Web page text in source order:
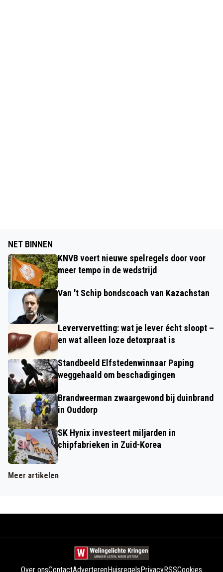
NET BINNEN
KNVB voert nieuwe spelregels door voor
meer tempo in de wedstrijd
Van 't Schip bondscoach van Kazachstan
Leververvetting: wat je lever écht sloopt –
en wat alleen loze detoxpraat is
Standbeeld Elfstedenwinnaar Paping
weggehaald om beschadigingen
Brandweerman zwaargewond bij duinbrand
in Ouddorp
SK Hynix investeert miljarden in
chipfabrieken in Zuid-Korea
Meer artikelen
Over onsContactAdverterenHuisregels PrivacyRSSCookies